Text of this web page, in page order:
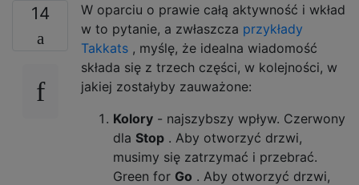
14
W oparciu o prawie całą aktywność i wkład
w to pytanie, a zwłaszcza przykłady
Takkats , myślę, że idealna wiadomość
składa się z trzech części, w kolejności, w
jakiej zostałyby zauważone:
Kolory - najszybszy wpływ. Czerwony
dla Stop . Aby otworzyć drzwi,
musimy się zatrzymać i przebrać.
Green for Go . Aby otworzyć drzwi,